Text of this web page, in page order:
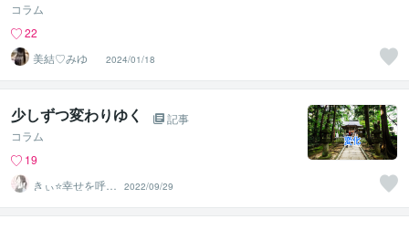
コラム
22
美結♡みゆ
2024/01/18
少しずつ変わりゆく
記事
コラム
19
きぃ⭐️幸せを呼び
込むふわっと女
神⭐️
2022/09/29